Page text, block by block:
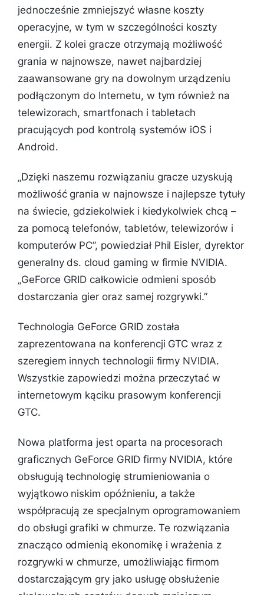
jednocześnie zmniejszyć własne koszty
operacyjne, w tym w szczególności koszty
energii. Z kolei gracze otrzymają możliwość
grania w najnowsze, nawet najbardziej
zaawansowane gry na dowolnym urządzeniu
podłączonym do Internetu, w tym również na
telewizorach, smartfonach i tabletach
pracujących pod kontrolą systemów iOS i
Android.
„Dzięki naszemu rozwiązaniu gracze uzyskują
możliwość grania w najnowsze i najlepsze tytuły
na świecie, gdziekolwiek i kiedykolwiek chcą –
za pomocą telefonów, tabletów, telewizorów i
komputerów PC”, powiedział Phil Eisler, dyrektor
generalny ds. cloud gaming w firmie NVIDIA.
„GeForce GRID całkowicie odmieni sposób
dostarczania gier oraz samej rozgrywki.”
Technologia GeForce GRID została
zaprezentowana na konferencji GTC wraz z
szeregiem innych technologii firmy NVIDIA.
Wszystkie zapowiedzi można przeczytać w
internetowym kąciku prasowym konferencji
GTC.
Nowa platforma jest oparta na procesorach
graficznych GeForce GRID firmy NVIDIA, które
obsługują technologię strumieniowania o
wyjątkowo niskim opóźnieniu, a także
współpracują ze specjalnym oprogramowaniem
do obsługi grafiki w chmurze. Te rozwiązania
znacząco odmienią ekonomikę i wrażenia z
rozgrywki w chmurze, umożliwiając firmom
dostarczającym gry jako usługę obsłużenie